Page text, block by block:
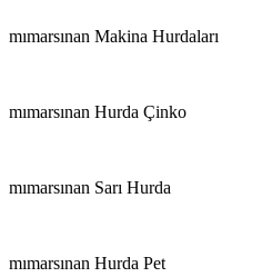
mımarsınan Makina Hurdaları
mımarsınan Hurda Çinko
mımarsınan Sarı Hurda
mımarsınan Hurda Pet